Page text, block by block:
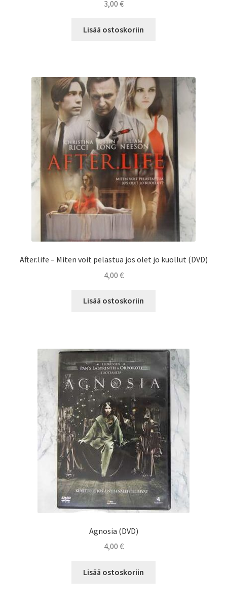
3,00 €
Lisää ostoskoriin
After.life – Miten voit pelastua jos olet jo kuollut (DVD)
4,00 €
Lisää ostoskoriin
Agnosia (DVD)
4,00 €
Lisää ostoskoriin